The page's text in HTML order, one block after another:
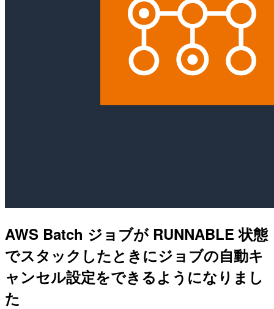
AWS Batch ジョブが RUNNABLE 状態
でスタックしたときにジョブの自動キ
ャンセル設定をできるようになりまし
た